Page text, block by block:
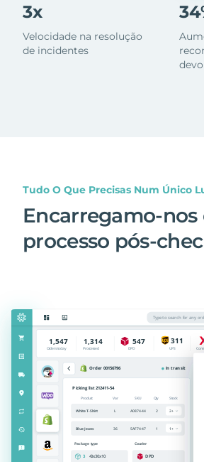
3x
Velocidade na resolução
de incidentes
Tudo O Que Precisas Num Único
Encarregamo-nos
processo pós-